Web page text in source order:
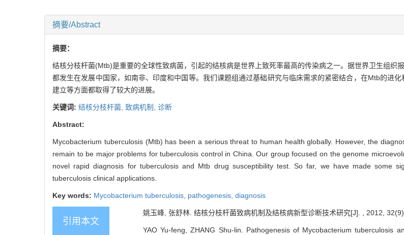
摘要/Abstract
摘要：
结核分枝杆菌(Mtb)是重要的全球性致病菌，引起的结核病是世界上致死率最高的传染病之一。据世界卫生组织
都发生在发展中国家，如南非、印度和中国等。我们课题组通过基础研究与临床需求的紧密结合，在Mtb的进
建立等方面都取得了较大的进展。
关键词: 结核分枝杆菌, 致病机制, 诊断
Abstract:
Mycobacterium tuberculosis (Mtb) has been a serious threat to human health globally. However, the
remain to be major problems for tuberculosis control in China. Our group focused on the genome
novel rapid diagnosis for tuberculosis and Mtb drug susceptibility test. So far, we have made some
tuberculosis clinical applications.
Key words: Mycobacterium tuberculosis, pathogenesis, diagnosis
引用本文
姚玉峰, 张舒林. 结核分枝杆菌致病机制及结核病新型诊断技术研究[J]. , 2012,
YAO Yu-feng, ZHANG Shu-lin. Pathogenesis of Mycobacterium tuberculosis